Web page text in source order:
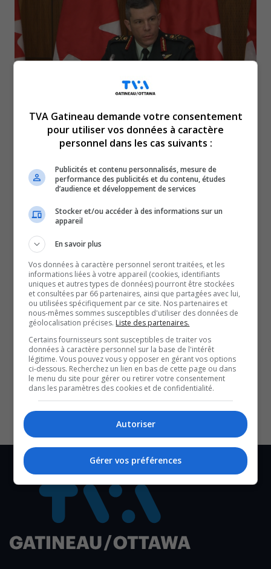
Le major-général Dany Fortin lance une poursuite de
gouvernement de Justin Trudeau. En décembre, M.
Fortin a été acquitté dans une affaire d’agression
sexuelle remontant à 1988, alors qu’il était étudiant
au Collège militaire royal de Saint-Jean.
Dans la requête déposée devant la Cour supérieure de
l’Ontario mercredi, ses avocats ont affirmé que la
conduite des défendants dans cette affaire était
répréhensible, extrême, éhontée et autoritaire.
Rappelons que M.Fortin avait été choisi pour diriger la
campagne de vaccination en 2021 au pays, lors de la
pandémie.
SOUTENIR NOS MÉDIAS, C’EST PROTÉGER NOTRE
CULTURE ET NOTRE ÉCONOMIE
TVA Gatineau demande votre consentement
pour utiliser vos données à caractère
personnel dans les cas suivants :
Publicités et contenu personnalisés, mesure de
performance des publicités et du contenu, études
d’audience et développement de services
Stocker et/ou accéder à des informations sur un
appareil
En savoir plus
Vos données à caractère personnel seront traitées, et les
informations liées à votre appareil (cookies, identifiants
uniques et autres types de données) pourront être stockées
et consultées par 66 partenaires, ainsi que partagées avec lui,
ou utilisées spécifiquement par ce site. Nos partenaires et
nous-mêmes sommes susceptibles d'utiliser des données de
géolocalisation précises. Liste des partenaires.
Certains fournisseurs sont susceptibles de traiter vos
données à caractère personnel sur la base de l'intérêt
légitime. Vous pouvez vous y opposer en gérant vos options
ci-dessous. Recherchez un lien en bas de cette page ou dans
le menu du site pour gérer ou retirer votre consentement
dans les paramètres des cookies et de confidentialité.
Autoriser
Gérer vos préférences